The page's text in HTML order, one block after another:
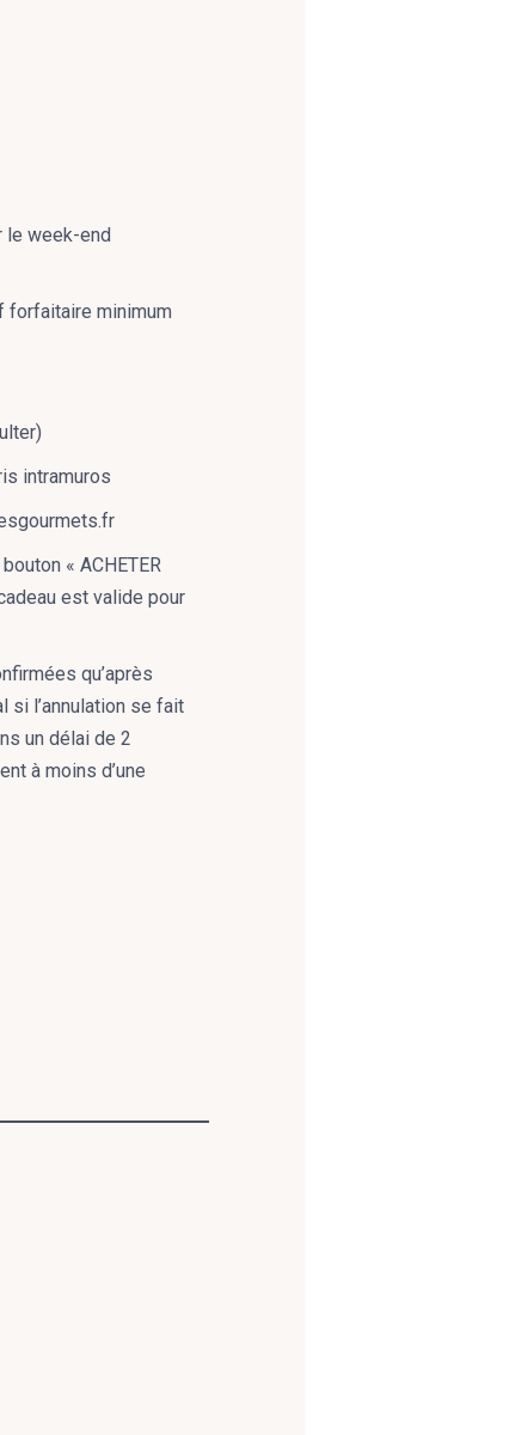
le week-end
forfaitaire minimum
intramuros
« ACHETER
est valide pour
qu’après
si l’annulation se fait
un délai de 2
à moins d’une